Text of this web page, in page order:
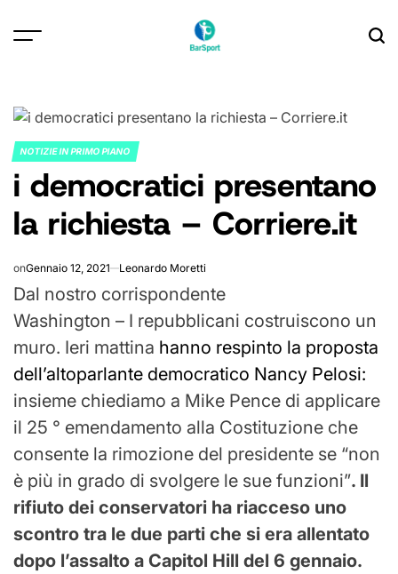
POSTED
IN
NOTIZIE IN PRIMO PIANO
i democratici presentano
la richiesta – Corriere.it
onGennaio 12, 2021 Leonardo Moretti
Dal nostro corrispondente
Washington – I repubblicani costruiscono un
muro. Ieri mattina hanno respinto la proposta
dell’altoparlante democratico Nancy Pelosi:
insieme chiediamo a Mike Pence di applicare
il 25 ° emendamento alla Costituzione che
consente la rimozione del presidente se “non
è più in grado di svolgere le sue funzioni”. Il
rifiuto dei conservatori ha riacceso uno
scontro tra le due parti che si era allentato
dopo l’assalto a Capitol Hill del 6 gennaio.